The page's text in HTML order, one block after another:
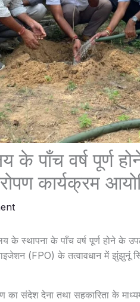
के पाँच वर्ष पूर्ण
कार्यक्रम
के स्थापना के पाँच वर्ष पूर्ण होने के
(FPO) के तत्वावधान में झुंझुनूं
का संदेश देना तथा सहकारिता के